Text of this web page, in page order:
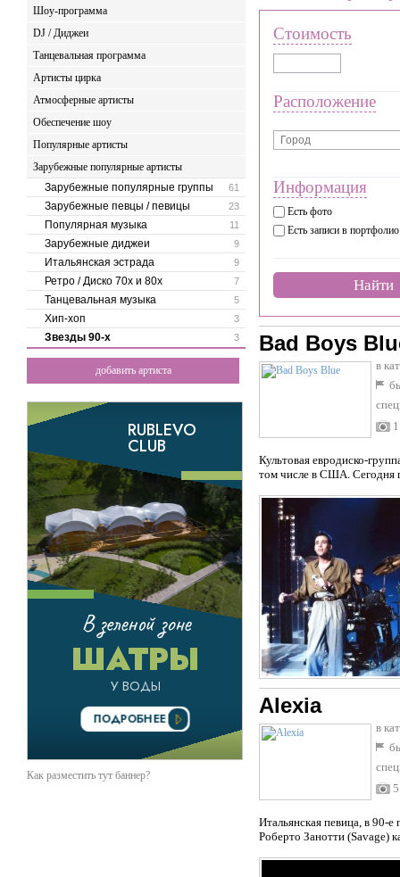
Шоу-программа
DJ / Диджеи
Танцевальная программа
Артисты цирка
Атмосферные артисты
Обеспечение шоу
Популярные артисты
Зарубежные популярные артисты
61
Зарубежные популярные группы
23
Зарубежные певцы / певицы
11
Популярная музыка
9
Зарубежные диджеи
9
Итальянская эстрада
7
Ретро / Диско 70х и 80х
5
Танцевальная музыка
3
Хип-хоп
3
Звезды 90-х
добавить артиста
Как разместить тут баннер?
Стоимость
Расположение
Информация
Есть фото
Есть записи в портфолио
Найти
Bad Boys
в
1
Культовая евродиско-
том числе в США. Сегодня
Alexia
в
5
Итальянская певица, в 90-
Роберто Занотти (Savage)